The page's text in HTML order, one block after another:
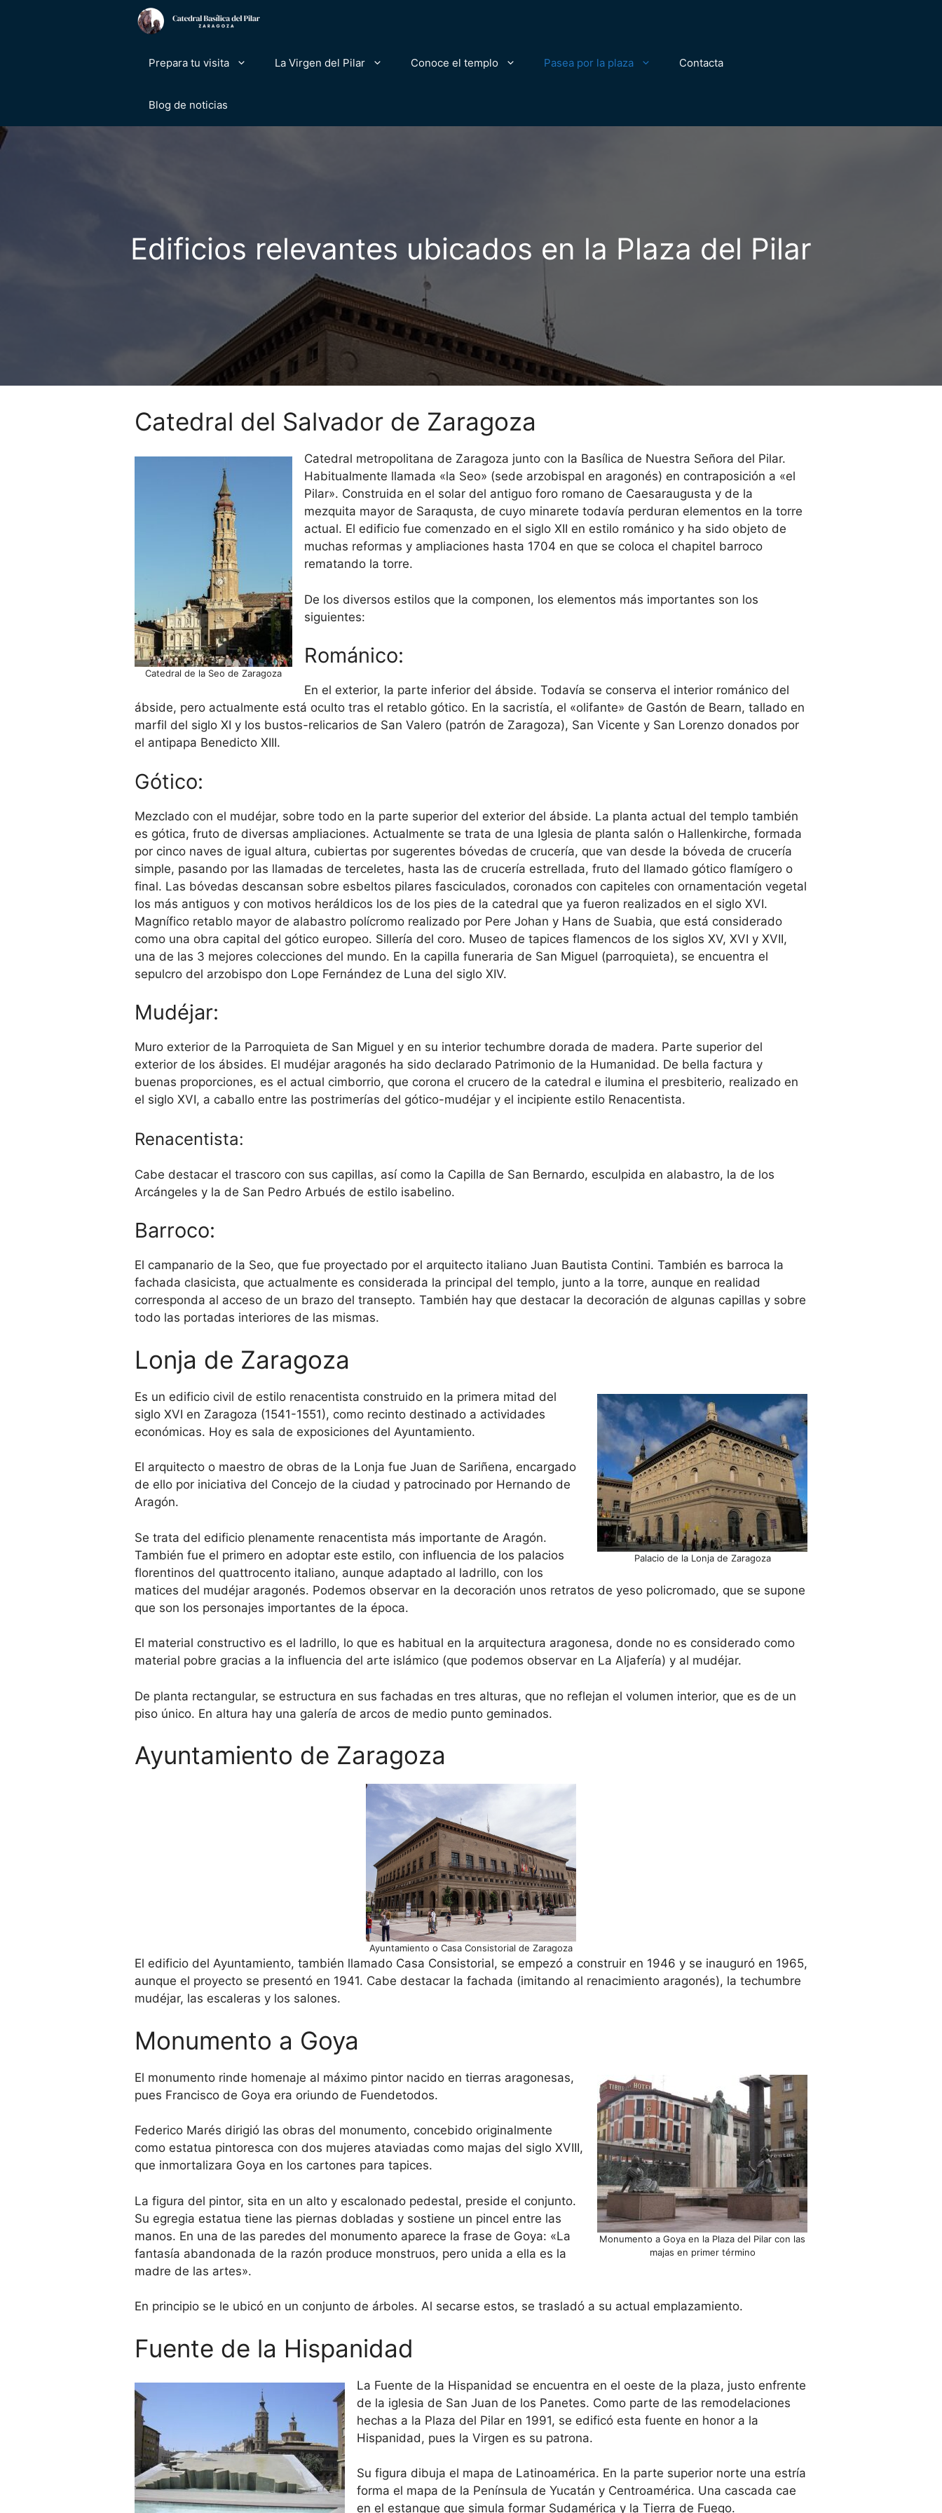
Prepara tu visita La Virgen del Pilar Conoce el templo Pasea por la plaza Contacta
Blog de noticias
Edificios relevantes ubicados en la Plaza del Pilar
Catedral del Salvador de Zaragoza
Catedral de la Seo de Zaragoza
Catedral metropolitana de Zaragoza junto con la Basílica de Nuestra Señora del Pilar.
Habitualmente llamada «la Seo» (sede arzobispal en aragonés) en contraposición a «el
Pilar».​ Construida en el solar del antiguo foro romano de Caesaraugusta y de la
mezquita mayor de Saraqusta, de cuyo minarete todavía perduran elementos en la torre
actual.​ El edificio fue comenzado en el siglo XII en estilo románico y ha sido objeto de
muchas reformas y ampliaciones hasta 1704 en que se coloca el chapitel barroco
rematando la torre.
De los diversos estilos que la componen, los elementos más importantes son los
siguientes:
Románico:
En el exterior, la parte inferior del ábside. Todavía se conserva el interior románico del
ábside, pero actualmente está oculto tras el retablo gótico. En la sacristía, el «olifante» de Gastón de Bearn, tallado en
marfil del siglo XI y los bustos-relicarios de San Valero (patrón de Zaragoza), San Vicente y San Lorenzo donados por
el antipapa Benedicto XIII.
Gótico:
Mezclado con el mudéjar, sobre todo en la parte superior del exterior del ábside. La planta actual del templo también
es gótica, fruto de diversas ampliaciones. Actualmente se trata de una Iglesia de planta salón o Hallenkirche, formada
por cinco naves de igual altura, cubiertas por sugerentes bóvedas de crucería, que van desde la bóveda de crucería
simple, pasando por las llamadas de terceletes, hasta las de crucería estrellada, fruto del llamado gótico flamígero o
final. Las bóvedas descansan sobre esbeltos pilares fasciculados, coronados con capiteles con ornamentación vegetal
los más antiguos y con motivos heráldicos los de los pies de la catedral que ya fueron realizados en el siglo XVI.
Magnífico retablo mayor de alabastro polícromo realizado por Pere Johan y Hans de Suabia, que está considerado
como una obra capital del gótico europeo. Sillería del coro. Museo de tapices flamencos de los siglos XV, XVI y XVII,
una de las 3 mejores colecciones del mundo. En la capilla funeraria de San Miguel (parroquieta), se encuentra el
sepulcro del arzobispo don Lope Fernández de Luna del siglo XIV.
Mudéjar:
Muro exterior de la Parroquieta de San Miguel y en su interior techumbre dorada de madera. Parte superior del
exterior de los ábsides. El mudéjar aragonés ha sido declarado Patrimonio de la Humanidad. De bella factura y
buenas proporciones, es el actual cimborrio, que corona el crucero de la catedral e ilumina el presbiterio, realizado en
el siglo XVI, a caballo entre las postrimerías del gótico-mudéjar y el incipiente estilo Renacentista.
Renacentista:
Cabe destacar el trascoro con sus capillas, así como la Capilla de San Bernardo, esculpida en alabastro, la de los
Arcángeles y la de San Pedro Arbués de estilo isabelino.
Barroco:
El campanario de la Seo, que fue proyectado por el arquitecto italiano Juan Bautista Contini. También es barroca la
fachada clasicista, que actualmente es considerada la principal del templo, junto a la torre, aunque en realidad
corresponda al acceso de un brazo del transepto. También hay que destacar la decoración de algunas capillas y sobre
todo las portadas interiores de las mismas.
Lonja de Zaragoza
Palacio de la Lonja de Zaragoza
Es un edificio civil de estilo renacentista construido en la primera mitad del
siglo XVI en Zaragoza (1541-1551), como recinto destinado a actividades
económicas. Hoy es sala de exposiciones del Ayuntamiento.
El arquitecto o maestro de obras de la Lonja fue Juan de Sariñena, encargado
de ello por iniciativa del Concejo de la ciudad y patrocinado por Hernando de
Aragón.
Se trata del edificio plenamente renacentista más importante de Aragón.
También fue el primero en adoptar este estilo, con influencia de los palacios
florentinos del quattrocento italiano, aunque adaptado al ladrillo, con los
matices del mudéjar aragonés. Podemos observar en la decoración unos retratos de yeso policromado, que se supone
que son los personajes importantes de la época.
El material constructivo es el ladrillo, lo que es habitual en la arquitectura aragonesa, donde no es considerado como
material pobre gracias a la influencia del arte islámico (que podemos observar en La Aljafería) y al mudéjar.
De planta rectangular, se estructura en sus fachadas en tres alturas, que no reflejan el volumen interior, que es de un
piso único. En altura hay una galería de arcos de medio punto geminados.
Ayuntamiento de Zaragoza
Ayuntamiento o Casa Consistorial de Zaragoza
El edificio del Ayuntamiento, también llamado Casa Consistorial, se empezó a construir en 1946 y se inauguró en 1965,
aunque el proyecto se presentó en 1941. Cabe destacar la fachada (imitando al renacimiento aragonés), la techumbre
mudéjar, las escaleras y los salones.
Monumento a Goya
Monumento a Goya en la Plaza del Pilar con las
majas en primer término
El monumento rinde homenaje al máximo pintor nacido en tierras aragonesas,
pues Francisco de Goya era oriundo de Fuendetodos.
Federico Marés dirigió las obras del monumento, concebido originalmente
como estatua pintoresca con dos mujeres ataviadas como majas del siglo XVIII,
que inmortalizara Goya en los cartones para tapices.
La figura del pintor, sita en un alto y escalonado pedestal, preside el conjunto.
Su egregia estatua tiene las piernas dobladas y sostiene un pincel entre las
manos. En una de las paredes del monumento aparece la frase de Goya: «La
fantasía abandonada de la razón produce monstruos, pero unida a ella es la
madre de las artes».
En principio se le ubicó en un conjunto de árboles. Al secarse estos, se trasladó a su actual emplazamiento.
Fuente de la Hispanidad
La Fuente de la Hispanidad se encuentra en el oeste de la plaza, justo enfrente
de la iglesia de San Juan de los Panetes. Como parte de las remodelaciones
hechas a la Plaza del Pilar en 1991, se edificó esta fuente en honor a la
Hispanidad, pues la Virgen es su patrona.
Su figura dibuja el mapa de Latinoamérica. En la parte superior norte una estría
forma el mapa de la Península de Yucatán y Centroamérica. Una cascada cae
en el estanque que simula formar Sudamérica y la Tierra de Fuego.